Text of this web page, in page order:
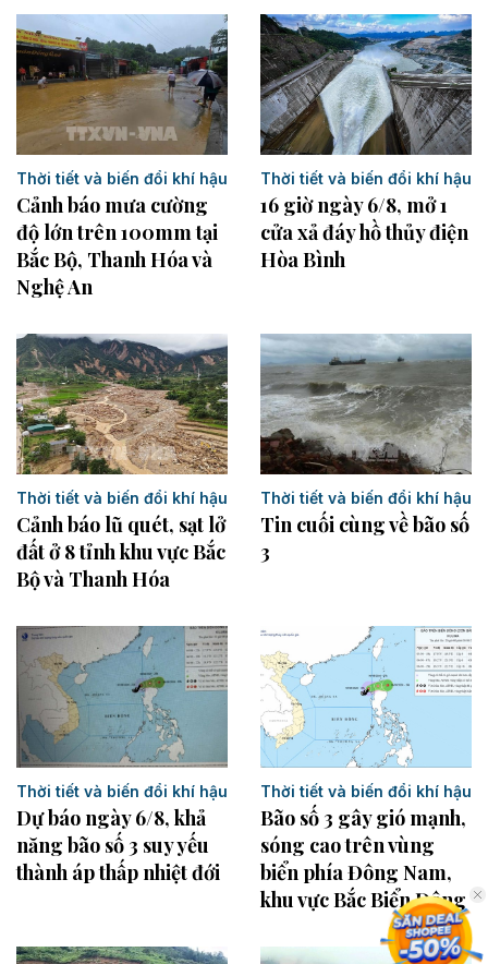
Thời tiết và biến đổi khí hậu
Cảnh báo mưa cường
độ lớn trên 100mm tại
Bắc Bộ, Thanh Hóa và
Nghệ An
Thời tiết và biến đổi khí hậu
16 giờ ngày 6/8, mở 1
cửa xả đáy hồ thủy điện
Hòa Bình
Thời tiết và biến đổi khí hậu
Cảnh báo lũ quét, sạt lở
đất ở 8 tỉnh khu vực Bắc
Bộ và Thanh Hóa
Thời tiết và biến đổi khí hậu
Tin cuối cùng về bão số
3
Thời tiết và biến đổi khí hậu
Dự báo ngày 6/8, khả
năng bão số 3 suy yếu
thành áp thấp nhiệt đới
Thời tiết và biến đổi khí hậu
Bão số 3 gây gió mạnh,
sóng cao trên vùng
biển phía Đông Nam,
khu vực Bắc Biển Đông